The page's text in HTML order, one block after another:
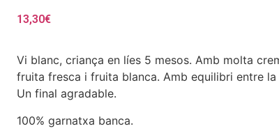
13,30€
Vi blanc, criança en líes 5 mesos. Amb molta
fruita fresca i fruita blanca. Amb equilibri entre
Un final agradable.
100% garnatxa banca.